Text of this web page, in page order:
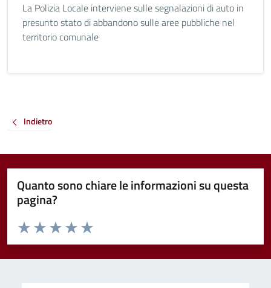
La Polizia Locale interviene sulle segnalazioni di auto in
presunto stato di abbandono sulle aree pubbliche nel
territorio comunale
Indietro
Quanto sono chiare le informazioni su questa
pagina?
Valuta da 1 a 5 stelle la pagina
Valuta 5 stelle su 5
Valuta 4 stelle su 5
Valuta 3 stelle su 5
Valuta 2 stelle su 5
Valuta 1 stelle su 5